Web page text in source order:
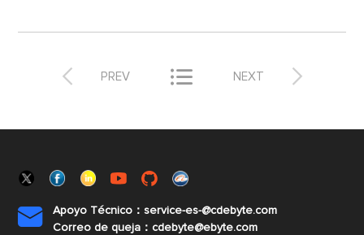
 PREV  
NEXT

Apoyo Técnico：service-es-@cdebyte.com
Correo de queja：cdebyte@ebyte.com